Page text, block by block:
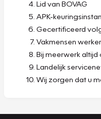
Lid van BOVAG
APK-
Gecertificeerd
Vakmensen
Bij meerwerk
Landelijk
Wij zorgen dat u